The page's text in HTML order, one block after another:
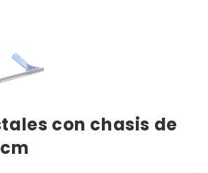
con chasis de